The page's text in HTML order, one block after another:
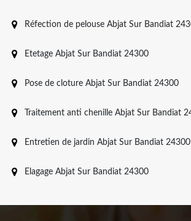
Réfection de pelouse Abjat Sur Bandiat
Etetage Abjat Sur Bandiat 24300
Pose de cloture Abjat Sur Bandiat 24300
Traitement anti chenille Abjat Sur Bandiat
Entretien de jardin Abjat Sur Bandiat 24300
Elagage Abjat Sur Bandiat 24300